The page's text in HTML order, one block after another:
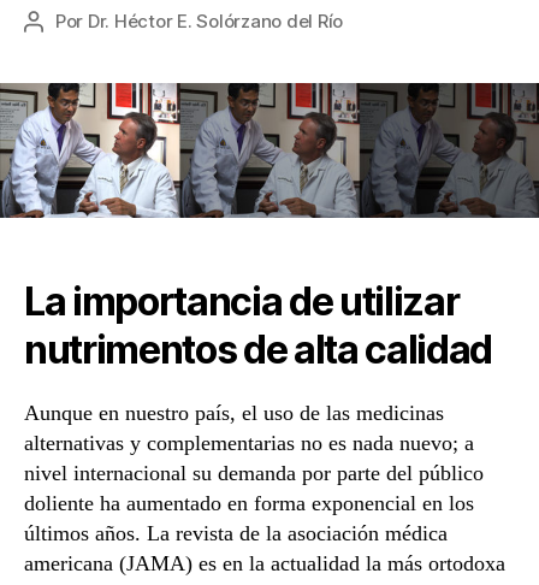
Autor
entrada
Por Dr. Héctor E. Solórzano del Río
La importancia de utilizar
nutrimentos de alta calidad
Aunque en nuestro país, el uso de las medicinas
alternativas y complementarias no es nada nuevo; a
nivel internacional su demanda por parte del público
doliente ha aumentado en forma exponencial en los
últimos años. La revista de la asociación médica
americana (JAMA) es en la actualidad la más ortodoxa